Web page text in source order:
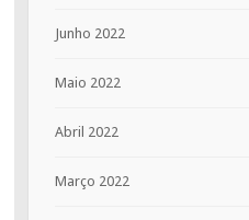
Junho 2022
Maio 2022
Abril 2022
Março 2022